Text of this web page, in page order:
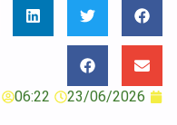
23/06/2026
06:22